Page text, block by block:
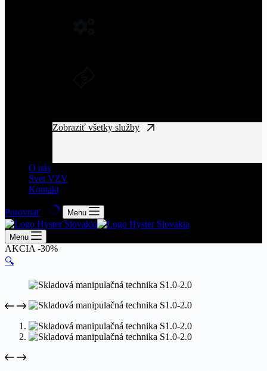
Zobraziť všetky služby
O nás
Svet VZV
Kontakt
Porovnať Menu
Menu
AKCIA -30%
🔍